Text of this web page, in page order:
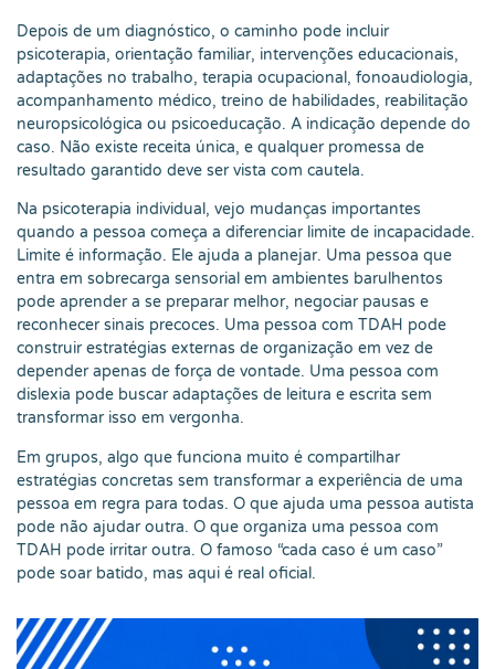
Depois de um diagnóstico, o caminho pode incluir
psicoterapia, orientação familiar, intervenções educacionais,
adaptações no trabalho, terapia ocupacional, fonoaudiologia,
acompanhamento médico, treino de habilidades, reabilitação
neuropsicológica ou psicoeducação. A indicação depende do
caso. Não existe receita única, e qualquer promessa de
resultado garantido deve ser vista com cautela.
Na psicoterapia individual, vejo mudanças importantes
quando a pessoa começa a diferenciar limite de incapacidade.
Limite é informação. Ele ajuda a planejar. Uma pessoa que
entra em sobrecarga sensorial em ambientes barulhentos
pode aprender a se preparar melhor, negociar pausas e
reconhecer sinais precoces. Uma pessoa com TDAH pode
construir estratégias externas de organização em vez de
depender apenas de força de vontade. Uma pessoa com
dislexia pode buscar adaptações de leitura e escrita sem
transformar isso em vergonha.
Em grupos, algo que funciona muito é compartilhar
estratégias concretas sem transformar a experiência de uma
pessoa em regra para todas. O que ajuda uma pessoa autista
pode não ajudar outra. O que organiza uma pessoa com
TDAH pode irritar outra. O famoso “cada caso é um caso”
pode soar batido, mas aqui é real oficial.